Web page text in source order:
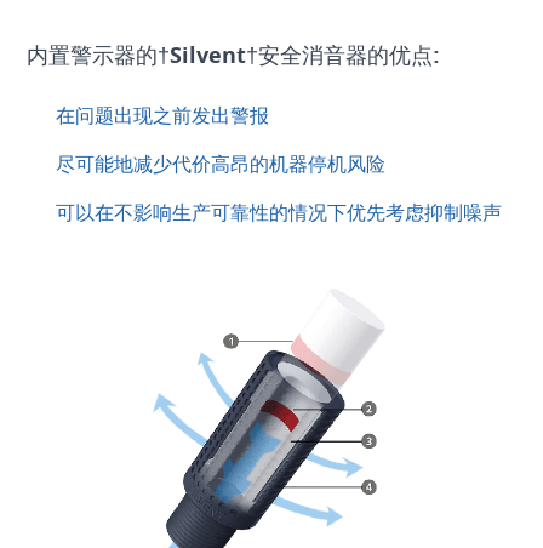
内置警示器的†Silvent†安全消音器的优点:
在问题出现之前发出警报
尽可能地减少代价高昂的机器停机风险
可以在不影响生产可靠性的情况下优先考虑抑制噪声